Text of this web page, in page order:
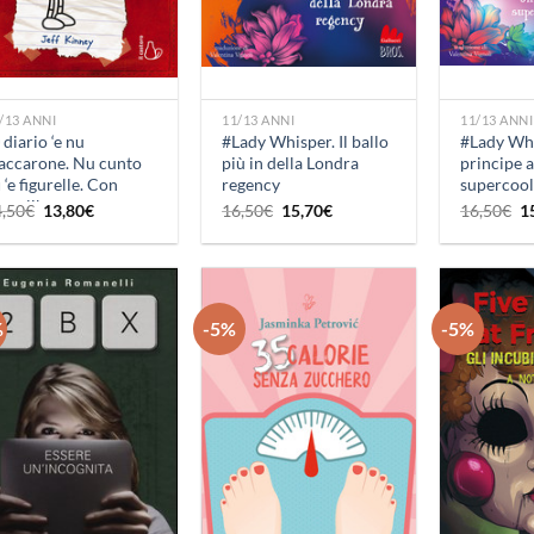
13 ANNI
diario ‘e nu
Nu cunto
‘e figurelle. Con
€ Il
prezzo
originale
14,50€.
13,80€Il
attuale
13,80€.
11/13 ANNI
#Lady Whisper. Il ballo
più in della Londra
regency
16,50€ Il
prezzo
originale
15,70€Il
attuale
11/13 ANNI
#Lady
principe
regency
16,50€ Il
desideri
-5%
Aggiungi
alla lista
dei
desideri
-5%